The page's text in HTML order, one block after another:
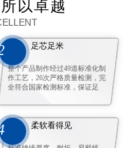
以卓越
足芯足米
整个产品制作经过49道标准化制
作工艺，26次严格质量检测，完
全符合国家检测标准，保证足
柔软看得见